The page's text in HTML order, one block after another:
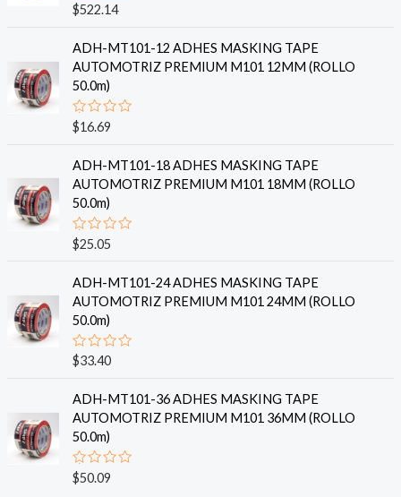
V
a
o
a
d
e
n
0
e
5
$522.14
ADH-MT101-12 ADHES MASKING TAPE
AUTOMOTRIZ PREMIUM M101 12MM (ROLLO
50.0m)
V
a
o
a
d
e
n
0
e
5
$16.69
ADH-MT101-18 ADHES MASKING TAPE
AUTOMOTRIZ PREMIUM M101 18MM (ROLLO
50.0m)
V
a
o
a
d
e
n
0
e
5
$25.05
ADH-MT101-24 ADHES MASKING TAPE
AUTOMOTRIZ PREMIUM M101 24MM (ROLLO
50.0m)
V
a
o
a
d
e
n
0
$33.40
ADH-MT101-36 ADHES MASKING TAPE
AUTOMOTRIZ PREMIUM M101 36MM (ROLLO
50.0m)
V
a
$50.09